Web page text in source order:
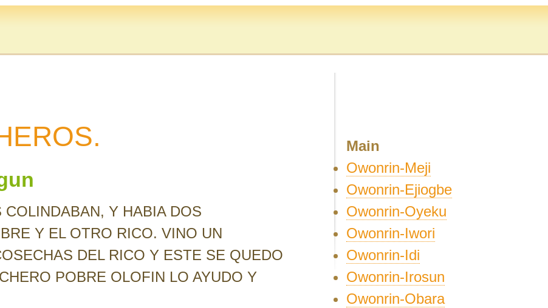
Y HABIA DOS
Y EL OTRO RICO. VINO UN
DEL RICO Y ESTE SE QUEDO
POBRE OLOFIN LO AYUDO Y
Main
Owonrin-Meji
Owonrin-Ejiogbe
Owonrin-Oyeku
Owonrin-Iwori
Owonrin-Idi
Owonrin-Irosun
Owonrin-Obara